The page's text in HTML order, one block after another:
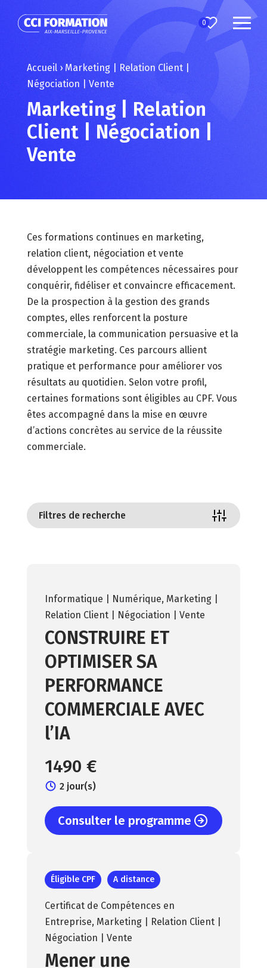
0
Accueil› Marketing | Relation Client |
Négociation | Vente
Marketing | Relation
Client | Négociation |
Vente
Ces formations continues en marketing,
relation client, négociation et vente
développent les compétences nécessaires pour
conquérir, fidéliser et convaincre efficacement.
De la prospection à la gestion des grands
comptes, elles renforcent la posture
commerciale, la communication persuasive et la
stratégie marketing. Ces parcours allient
pratique et performance pour améliorer vos
résultats au quotidien. Selon votre profil,
certaines formations sont éligibles au CPF. Vous
êtes accompagné dans la mise en œuvre
d’actions concrètes au service de la réussite
commerciale.
Filtres de recherche
Informatique | Numérique, Marketing |
Relation Client | Négociation | Vente
CONSTRUIRE ET
OPTIMISER SA
PERFORMANCE
COMMERCIALE AVEC
l’IA
1490 €
2 jour(s)
Consulter le programme
Éligible CPF A distance
Certificat de Compétences en
Entreprise, Marketing | Relation Client |
Négociation | Vente
Mener une